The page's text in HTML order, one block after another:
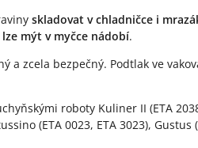
skladovat v chladničce i
lze mýt v myčce nádobí.
a zcela bezpečný. Podtlak ve
roboty Kuliner II (ETA
(ETA 0023, ETA 3023),